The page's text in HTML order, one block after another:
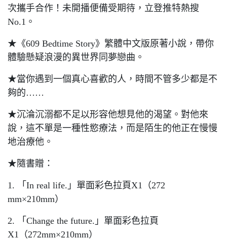
次攜手合作！未開播便備受期待，立登推特熱搜
No.1。
★《609 Bedtime Story》繁體中文版原著小說，帶你
體驗懸疑浪漫的異世界同夢戀曲。
★當你遇到一個真心喜歡的人，時間不管多少都是不
夠的……
★沉淪沉溺都不足以形容他想見他的渴望。對他來
說，這不單是一種性慾療法，而是陌生的他正在慢慢
地治療他。
★隨書贈：
1. 「In real life.」單面彩色拉頁X1（272
mm×210mm）
2. 「Change the future.」單面彩色拉頁
X1（272mm×210mm）